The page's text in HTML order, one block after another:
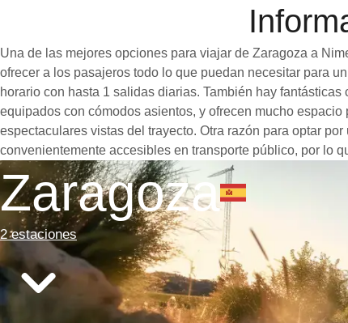
Una de las mejores opciones para viajar de Zaragoza a
ofrecer a los pasajeros todo lo que puedan necesitar para
horario con hasta 1 salidas diarias. También hay
equipados con cómodos asientos, y ofrecen mucho
espectaculares vistas del trayecto. Otra razón para optar
convenientemente accesibles en transporte público, por lo
Zaragoza
2 estaciones